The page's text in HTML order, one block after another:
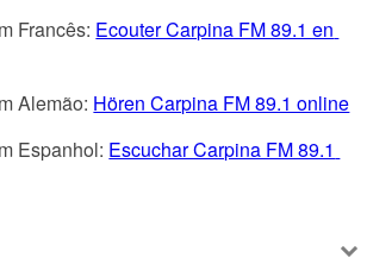
Francês: Ecouter Carpina FM 89.1 en
Alemão: Hören Carpina FM 89.1 online
Espanhol: Escuchar Carpina FM 89.1